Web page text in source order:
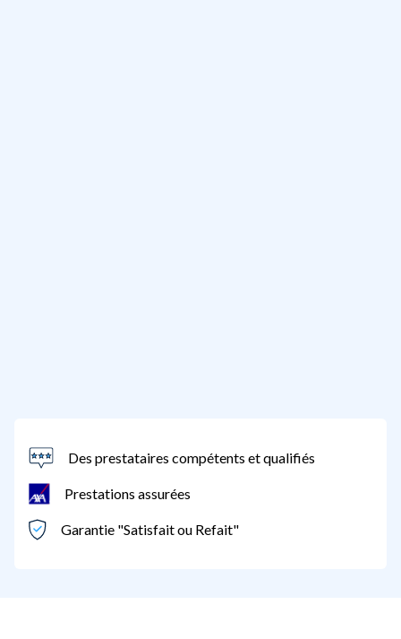
Des prestataires compétents et qualifiés
Prestations assurées
Garantie "Satisfait ou Refait"